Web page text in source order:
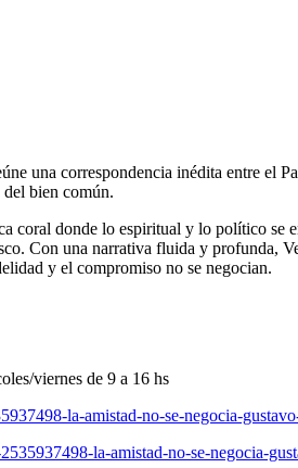
una correspondencia inédita entre el
del bien común.
coral donde lo espiritual y lo político
Con una narrativa fluida y profunda,
y el compromiso no se negocian.
viernes de 9 a 16 hs
la-amistad-no-se-negocia-
la-amistad-no-se-negocia-